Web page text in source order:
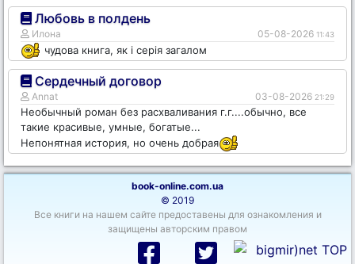
Любовь в полдень
Илона 05-08-2026 11:43
чудова книга, як і серія загалом
Сердечный договор
Annat 03-08-2026 21:29
Необычный роман без расхваливания г.г....обычно, все
такие красивые, умные, богатые...
Непонятная история, но очень добрая
book-online.com.ua
© 2019
Все книги на нашем сайте предоставены для ознакомления и
защищены авторским правом